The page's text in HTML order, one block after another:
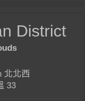
District
北北西
33